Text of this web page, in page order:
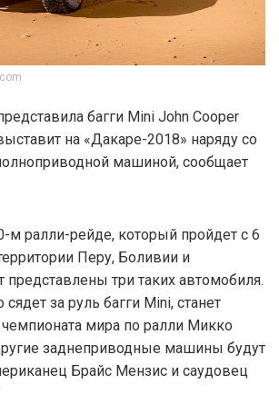
багги Mini John Cooper
на «Дакаре-2018» наряду со
машиной, сообщает
м ралли-рейде, который пройдет с 6
Перу, Боливии и
представлены три таких автомобиля.
за руль багги Mini, станет
мира по ралли Микко
заднеприводные машины будут
Брайс Мензис и саудовец